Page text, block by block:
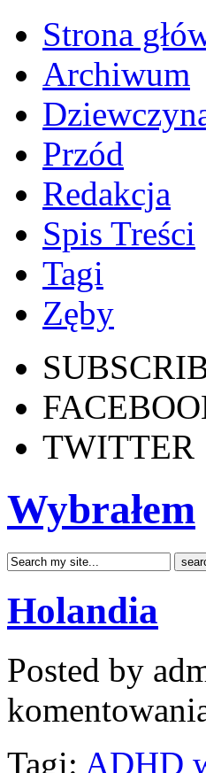
Strona
Archiwum
Przód
Redakcja
Spis Treści
Tagi
Zęby
TWITTER
Wybrałem
Holandia
Posted by
Tagi: ADHD